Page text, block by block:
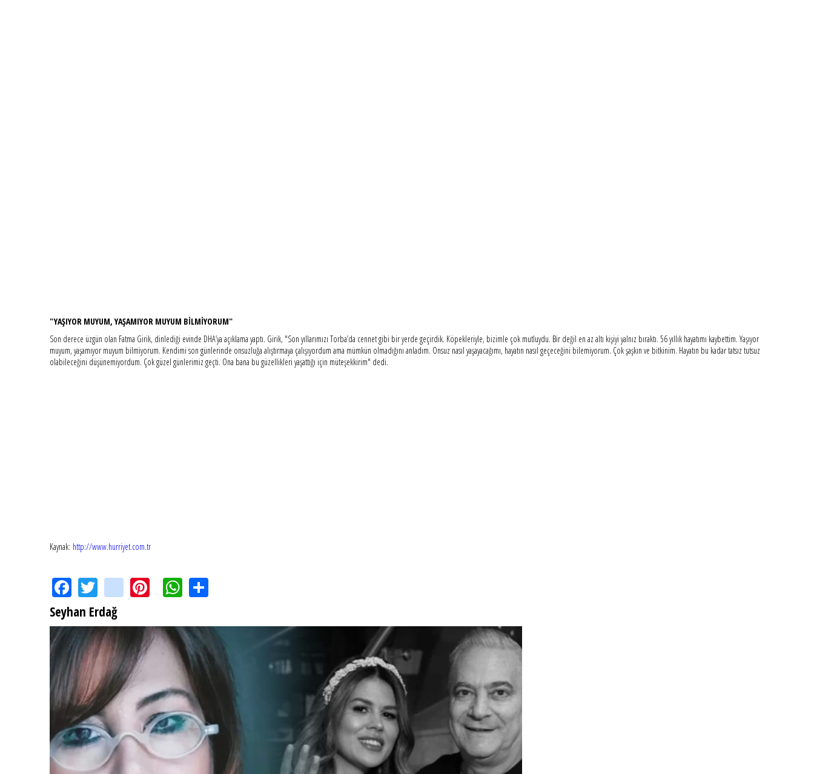
"YAŞIYOR MUYUM, YAŞAMIYOR MUYUM BİLMİYORUM"
Son derece üzgün olan Fatma Girik, dinlediği evinde DHA’ya açıklama yaptı. Girik, "Son yıllarımızı Torba’da cennet gibi bir yerde geçirdik. Köpekleriyle, bizimle çok mutluydu. Bir değil en az altı kişiyi yalnız bıraktı. 56 yıllık hayatımı kaybettim. Yaşıyor
muyum, yaşamıyor muyum bilmiyorum. Kendimi son günlerinde onsuzluğa alıştırmaya çalışıyordum ama mümkün olmadığını anladım. Onsuz nasıl yaşayacağımı, hayatın nasıl geçeceğini bilemiyorum. Çok şaşkın ve bitkinim. Hayatın bu kadar tatsız tutsuz
olabileceğini düşünemiyordum. Çok güzel günlerimiz geçti. Ona bana bu güzellikleri yaşattığı için müteşekkirim" dedi.
Kaynak: http://www.hurriyet.com.tr
Facebook
Twitterinstagram
PinterestWhatsApp
Share
Seyhan Erdağ